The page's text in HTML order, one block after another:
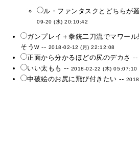
ル・ファンタスクとどちらが
09-20 (水) 20:10:42
ガンプレイ＋拳銃二刀流でマワー
そうw -- 2018-02-12 (月) 22:12:08
正面から分かるほどの尻のデカさ --
いい太もも -- 2018-02-22 (木) 05:07:10
中破絵のお尻に飛び付きたい --